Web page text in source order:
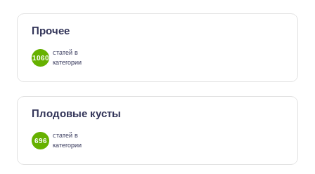
Прочее
1060
статей в
категории
Плодовые кусты
696
статей в
категории